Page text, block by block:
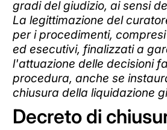
gradi del giudizio, ai sensi
La legittimazione del
per i procedimenti,
ed esecutivi, finalizzati a
l'attuazione delle decisioni
procedura, anche se
chiusura della liquidazione
Decreto di